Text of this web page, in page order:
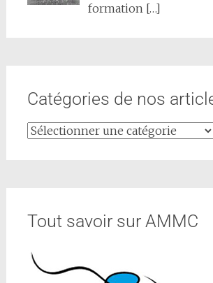
formation […]
Catégories de nos
Tout savoir sur AMMC